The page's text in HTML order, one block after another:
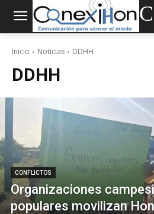
Inicio Noticias DDHH
DDHH
CONFLICTOS
Organizaciones
populares movilizan